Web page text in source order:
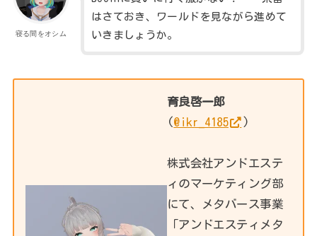
寝る間をオシム
はさておき、ワールドを見ながら進めて
いきましょうか。
育良啓一郎
(@ikr_4185 )
株式会社アンドエステ
ィのマーケティング部
にて、メタバース事業
「アンドエスティメタ